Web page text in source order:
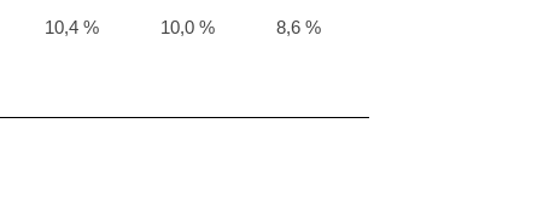
10,4 % 10,0 % 8,6 %